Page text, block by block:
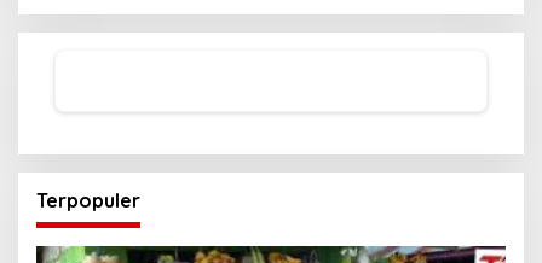
Terpopuler